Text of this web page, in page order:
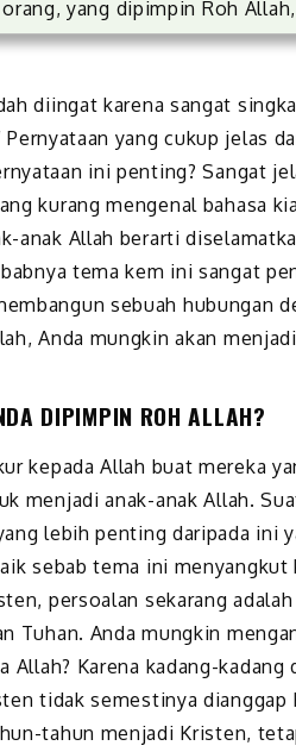
yang dipimpin Roh
diingat karena sangat
Pernyataan yang cukup jelas
ini penting? Sangat
kurang mengenal bahasa
anak Allah berarti
tema kem ini sangat
sebuah hubungan
Anda mungkin akan
DIPIMPIN ROH ALLAH?
kepada Allah buat mereka
menjadi anak-anak Allah.
lebih penting daripada ini
sebab tema ini menyangkut
persoalan sekarang
Tuhan. Anda mungkin
Allah? Karena kadang-
tidak semestinya
tahun menjadi Kristen,